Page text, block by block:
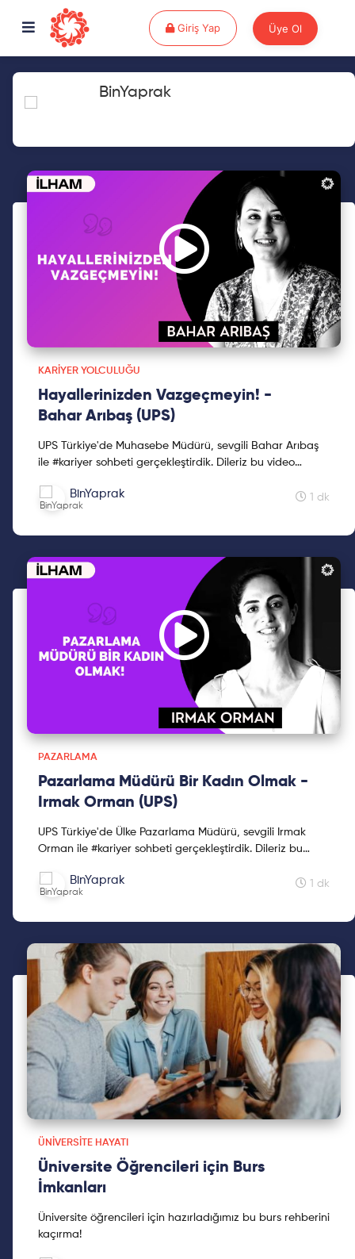
Giriş YapGiriş Yap Üye Ol
BinYaprak
KARIYER YOLCULUĞU
Hayallerinizden Vazgeçmeyin! -
Bahar Arıbaş (UPS)
UPS Türkiye'de Muhasebe Müdürü, sevgili Bahar Arıbaş
ile #kariyer sohbeti gerçekleştirdik. Dileriz bu video
BinYaprak 1 dk
PAZARLAMA
Pazarlama Müdürü Bir Kadın Olmak -
Irmak Orman (UPS)
UPS Türkiye'de Ülke Pazarlama Müdürü, sevgili Irmak
Orman ile #kariyer sohbeti gerçekleştirdik. Dileriz bu
BinYaprak 1 dk
ÜNIVERSITE HAYATI
Üniversite Öğrencileri için Burs
İmkanları
Üniversite öğrencileri için hazırladığımız bu burs rehberini
kaçırma!